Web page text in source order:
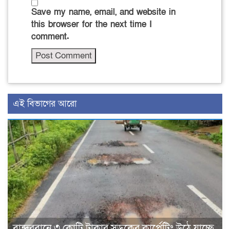
Save my name, email, and website in
this browser for the next time I
comment.
এই বিভাগের আরো